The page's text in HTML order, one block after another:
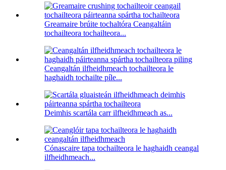
Greamaire brúite tochaltóra Ceangaltáin
tochailteora tochailteora...
Ceangaltán ilfheidhmeach tochailteora le
haghaidh tochailte píle...
Deimhis scartála carr ilfheidhmeach as...
Cónascaire tapa tochailteora le haghaidh ceangal
ilfheidhmeach...